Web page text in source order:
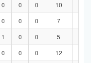
0 0 0 10
0 0 0 7
1 0 0 5
0 0 0 12